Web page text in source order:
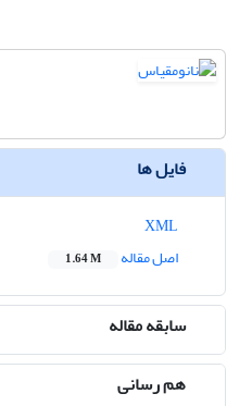
فایل ها
اصل مقاله
1.64 M
سابقه مقاله
هم رسانی